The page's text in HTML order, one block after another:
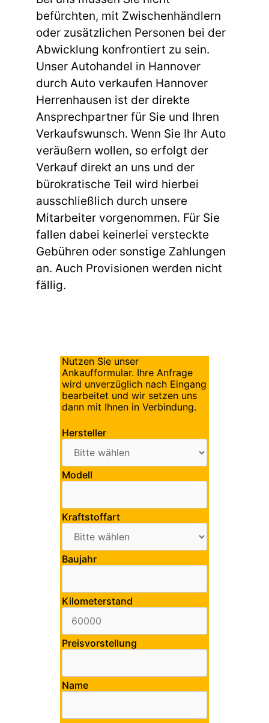
befürchten, mit Zwischenhändlern
oder zusätzlichen Personen bei der
Abwicklung konfrontiert zu sein.
Unser Autohandel in Hannover
durch Auto verkaufen Hannover
Herrenhausen ist der direkte
Ansprechpartner für Sie und Ihren
Verkaufswunsch. Wenn Sie Ihr Auto
veräußern wollen, so erfolgt der
Verkauf direkt an uns und der
bürokratische Teil wird hierbei
ausschließlich durch unsere
Mitarbeiter vorgenommen. Für Sie
fallen dabei keinerlei versteckte
Gebühren oder sonstige Zahlungen
an. Auch Provisionen werden nicht
fällig.
Nutzen Sie unser
Ankaufformular. Ihre Anfrage
wird unverzüglich nach Eingang
bearbeitet und wir setzen uns
dann mit Ihnen in Verbindung.
Hersteller
Modell
Kraftstoffart
Baujahr
Kilometerstand
Preisvorstellung
Name